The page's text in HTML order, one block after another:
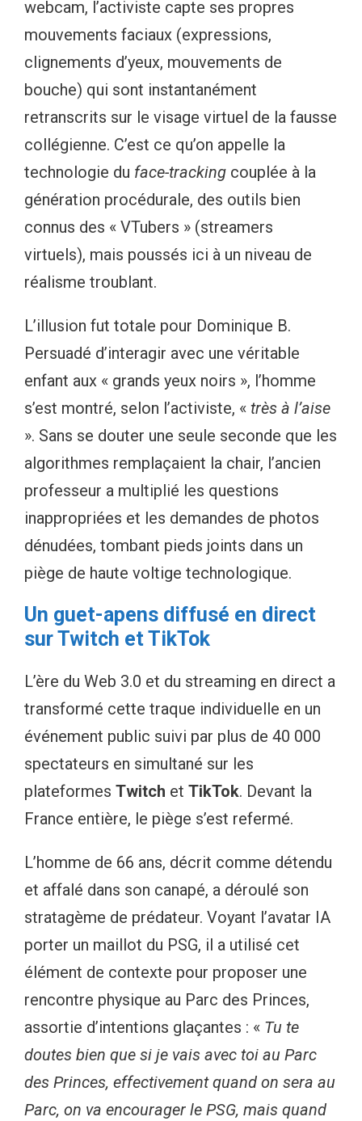
webcam, l’activiste capte ses propres
mouvements faciaux (expressions,
clignements d’yeux, mouvements de
bouche) qui sont instantanément
retranscrits sur le visage virtuel de la fausse
collégienne. C’est ce qu’on appelle la
technologie du face-tracking couplée à la
génération procédurale, des outils bien
connus des « VTubers » (streamers
virtuels), mais poussés ici à un niveau de
réalisme troublant.
L’illusion fut totale pour Dominique B.
Persuadé d’interagir avec une véritable
enfant aux « grands yeux noirs », l’homme
s’est montré, selon l’activiste, « très à l’aise
». Sans se douter une seule seconde que les
algorithmes remplaçaient la chair, l’ancien
professeur a multiplié les questions
inappropriées et les demandes de photos
dénudées, tombant pieds joints dans un
piège de haute voltige technologique.
Un guet-apens diffusé en direct
sur Twitch et TikTok
L’ère du Web 3.0 et du streaming en direct a
transformé cette traque individuelle en un
événement public suivi par plus de 40 000
spectateurs en simultané sur les
plateformes Twitch et TikTok. Devant la
France entière, le piège s’est refermé.
L’homme de 66 ans, décrit comme détendu
et affalé dans son canapé, a déroulé son
stratagème de prédateur. Voyant l’avatar IA
porter un maillot du PSG, il a utilisé cet
élément de contexte pour proposer une
rencontre physique au Parc des Princes,
assortie d’intentions glaçantes : « Tu te
doutes bien que si je vais avec toi au Parc
des Princes, effectivement quand on sera au
Parc, on va encourager le PSG, mais quand